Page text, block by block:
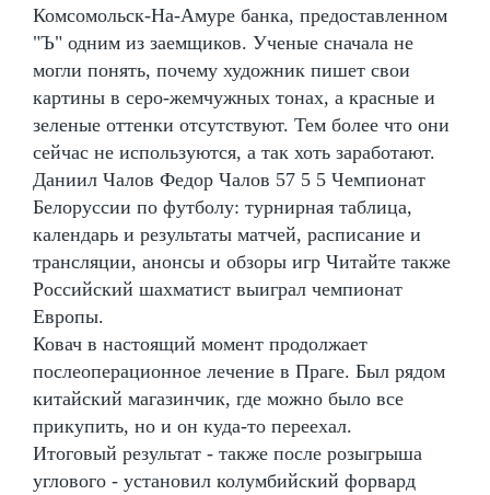
Комсомольск-На-Амуре банка, предоставленном
"Ъ" одним из заемщиков. Ученые сначала не
могли понять, почему художник пишет свои
картины в серо-жемчужных тонах, а красные и
зеленые оттенки отсутствуют. Тем более что они
сейчас не используются, а так хоть заработают.
Даниил Чалов Федор Чалов 57 5 5 Чемпионат
Белоруссии по футболу: турнирная таблица,
календарь и результаты матчей, расписание и
трансляции, анонсы и обзоры игр Читайте также
Российский шахматист выиграл чемпионат
Европы.
Ковач в настоящий момент продолжает
послеоперационное лечение в Праге. Был рядом
китайский магазинчик, где можно было все
прикупить, но и он куда-то переехал.
Итоговый результат - также после розыгрыша
углового - установил колумбийский форвард